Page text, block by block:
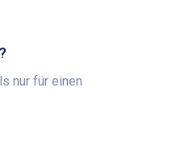
nur für einen